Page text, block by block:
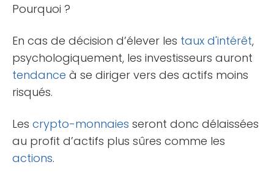
Pourquoi ?
En cas de décision d’élever les taux d'intérêt,
psychologiquement, les investisseurs auront
tendance à se diriger vers des actifs moins
risqués.
Les crypto-monnaies seront donc délaissées
au profit d’actifs plus sûres comme les
actions.